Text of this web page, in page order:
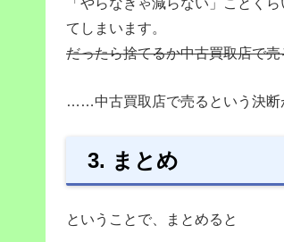
「やらなきゃ減らない」ことく
てしまいます。
だったら捨てるか中古買取店で
……中古買取店で売るという決断
3. まとめ
ということで、まとめると